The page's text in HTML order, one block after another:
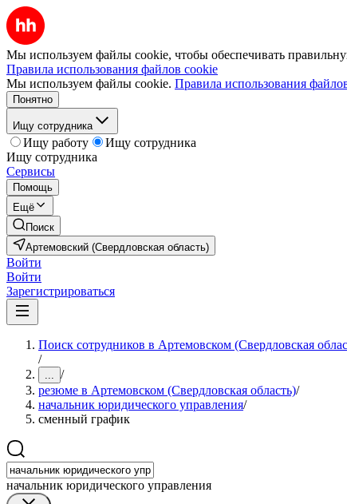
Мы используем файлы cookie, чтобы обеспечивать
Правила использования файлов cookie
Мы используем файлы cookie. Правила использования
Понятно
Ищу сотрудника
Ищу работу
Ищу сотрудника
Ищу сотрудника
Сервисы
Помощь
Ещё
Поиск
Артемовский (Свердловская область)
Войти
Войти
Зарегистрироваться
Поиск сотрудников в Артемовском (Свердловская
/
... /
резюме в Артемовском (Свердловская область)/
начальник юридического управления/
сменный график
начальник юридического управления